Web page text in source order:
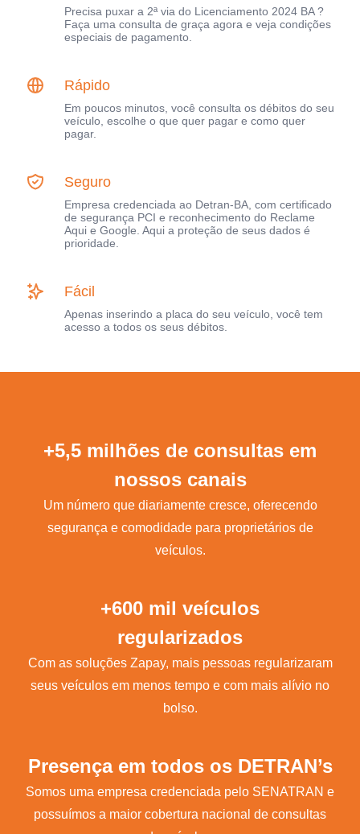
Precisa puxar a 2ª via do Licenciamento 2024 BA ?
Faça uma consulta de graça agora e veja condições
especiais de pagamento.
Rápido
Em poucos minutos, você consulta os débitos do seu
veículo, escolhe o que quer pagar e como quer
pagar.
Seguro
Empresa credenciada ao Detran-BA, com certificado
de segurança PCI e reconhecimento do Reclame
Aqui e Google. Aqui a proteção de seus dados é
prioridade.
Fácil
Apenas inserindo a placa do seu veículo, você tem
acesso a todos os seus débitos.
+5,5 milhões de consultas em
nossos canais
Um número que diariamente cresce, oferecendo
segurança e comodidade para proprietários de
veículos.
+600 mil veículos
regularizados
Com as soluções Zapay, mais pessoas regularizaram
seus veículos em menos tempo e com mais alívio no
bolso.
Presença em todos os DETRAN’s
Somos uma empresa credenciada pelo SENATRAN e
possuímos a maior cobertura nacional de consultas